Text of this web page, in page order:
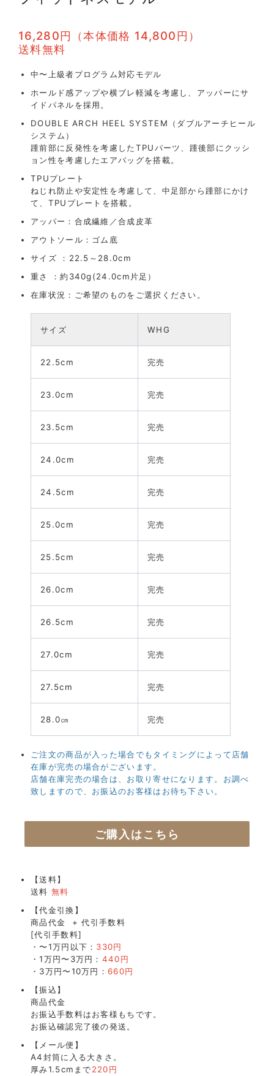
16,280円（本体価格 14,800円）
送料無料
中〜上級者プログラム対応モデル
ホールド感アップや横ブレ軽減を考慮し、アッパーにサ
イドパネルを採用。
DOUBLE ARCH HEEL SYSTEM（ダブルアーチヒール
システム）
踵前部に反発性を考慮したTPUパーツ、踵後部にクッシ
ョン性を考慮したエアバッグを搭載。
TPUプレート
ねじれ防止や安定性を考慮して、中足部から踵部にかけ
て、TPUプレートを搭載。
アッパー：合成繊維／合成皮革
アウトソール：ゴム底
サイズ ：22.5～28.0cm
重さ ：約340g(24.0cm片足）
在庫状況：ご希望のものをご選択ください。
サイズ WHG
22.5cm 完売
23.0cm 完売
23.5cm 完売
24.0cm 完売
24.5cm 完売
25.0cm 完売
25.5cm 完売
26.0cm 完売
26.5cm 完売
27.0cm 完売
27.5cm 完売
28.0㎝ 完売
ご注文の商品が入った場合でもタイミングによって店舗
在庫が完売の場合がございます。
店舗在庫完売の場合は、お取り寄せになります。お調べ
致しますので、お振込のお客様はお待ち下さい。
ご購入はこちら
【送料】
送料 無料
【代金引換】
商品代金 + 代引手数料
[代引手数料]
・〜1万円以下： 330円
・1万円〜3万円： 440円
・3万円〜10万円： 660円
【振込】
商品代金
お振込手数料はお客様もちです。
お振込確認完了後の発送。
【メール便】
A4封筒に入る大きさ。
厚み1.5cmまで220円